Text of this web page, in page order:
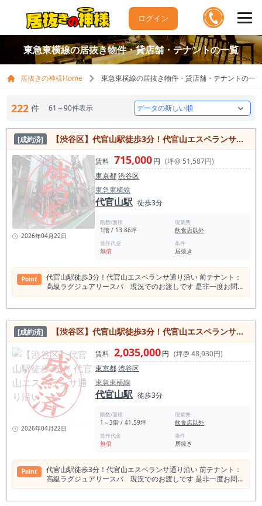
ログイン
東急東横線の居抜き物件・貸店舗・テナントの一覧
居抜きの神様Home 東急東横線の居抜き物件・貸店舗・テナントの一
222 件 61～90件表示
[成約済] 【渋谷区】代官山駅徒歩3分！代官山エスペランサ通り沿い 1階
2026年04月22日
賃料 715,000円 (坪@ 51,587円)
東京都渋谷区
東急東横線
代官山駅 徒歩3分
階数/面積
1階 / 13.86坪
現業態
飲食店以外
造作代金
無償
条件
居抜き
Point
代官山駅徒歩3分！代官山エスペランサ通り沿い 前テナント：
高級ラグジュアリースパ 現況でのお渡しです 是非一度お問い
合わせください！
[成約済] 【渋谷区】代官山駅徒歩3分！代官山エスペランサ通り沿い
2026年04月22日
賃料 2,035,000円 (坪@ 48,930円)
東京都渋谷区
東急東横線
代官山駅 徒歩3分
階数/面積
1～3階 / 41.59坪
現業態
飲食店以外
造作代金
無償
条件
居抜き
Point
代官山駅徒歩3分！代官山エスペランサ通り沿い 前テナント：
高級ラグジュアリースパ 現況でのお渡しです 是非一度お問い
合わせください！